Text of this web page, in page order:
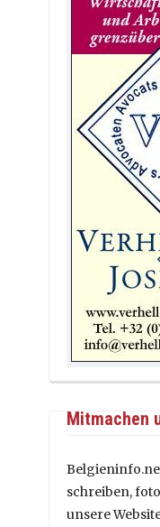
Mitmachen
schreiben,
unsere